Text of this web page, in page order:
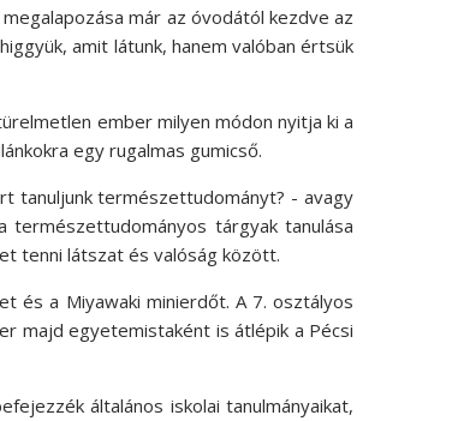
már az óvodától kezdve az
amit látunk, hanem valóban értsük
ember milyen módon nyitja ki a
egy rugalmas gumicső.
tanuljunk természettudományt? - avagy
tárgyak tanulása
tenni látszat és valóság között.
és a Miyawaki minierdőt. A 7. osztályos
majd egyetemistaként is átlépik a Pécsi
általános iskolai tanulmányaikat,